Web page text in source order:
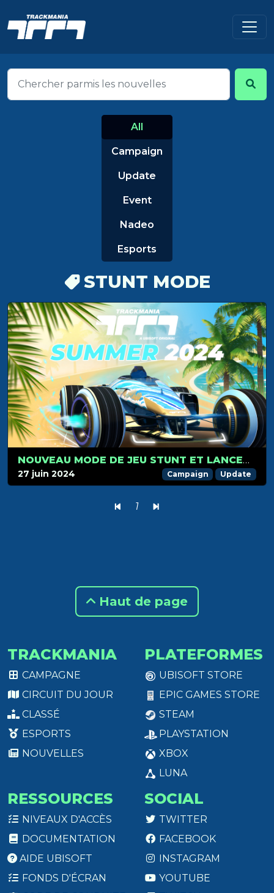
All
Campaign
Update
Event
Nadeo
Esports
STUNT MODE
NOUVEAU MODE DE JEU STUNT ET LANCEMENT DE LA CAMPAGNE ÉTÉ 2024 LE 1ER JUILLET : PRÉPAREZ-VOUS POUR L’AVENTURE !
27 juin 2024 Campaign Update
1
Haut de page
TRACKMANIA
CAMPAGNE
CIRCUIT DU JOUR
CLASSÉ
ESPORTS
NOUVELLES
PLATEFORMES
UBISOFT STORE
EPIC GAMES STORE
STEAM
PLAYSTATION
XBOX
LUNA
RESSOURCES
NIVEAUX D'ACCÈS
DOCUMENTATION
AIDE UBISOFT
FONDS D'ÉCRAN
SOCIAL
TWITTER
FACEBOOK
INSTAGRAM
YOUTUBE